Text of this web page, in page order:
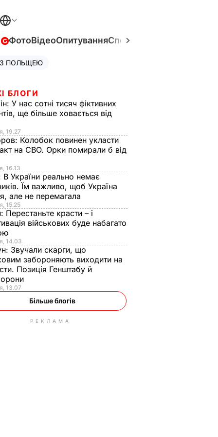
ФотоВідеоОпитуванняСпецпроєкти
ПОЛЬЩЕЮ
БЛОГИ
У нас сотні тисяч фіктивних
ще більше ховається від
19.27
Колобок повинен укласти
на СВО. Орки помирали б від
16.13
В України реально немає
Їм важливо, щоб Україна
але не перемагала
15.25
Перестаньте красти – і
військових буде набагато
14.03
Звучали скарги, що
забороняють виходити на
Позиція Генштабу й
13.07
Більше блогів
РЕКЛАМА